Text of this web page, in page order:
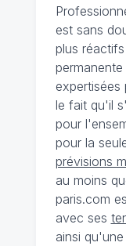
est sans
plus
expertisées
le fait qu'il
pour
pour la
prévisions
au moins
paris.com
avec ses
ainsi